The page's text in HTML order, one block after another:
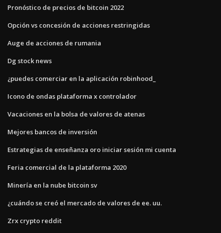
Pronóstico de precios de bitcoin 2022
Opción vs concesión de acciones restringidas
Auge de acciones de rumania
Dg stock news
¿puedes comerciar en la aplicación robinhood_
Icono de ondas plataforma x controlador
Vacaciones en la bolsa de valores de atenas
Mejores bancos de inversión
Estrategias de enseñanza oro iniciar sesión mi cuenta
Feria comercial de la plataforma 2020
Minería en la nube bitcoin sv
¿cuándo se creó el mercado de valores de ee. uu.
Zrx crypto reddit